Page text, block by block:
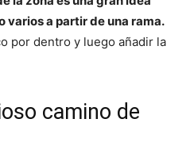
varios a partir de una rama.
por dentro y luego añadir la
camino de